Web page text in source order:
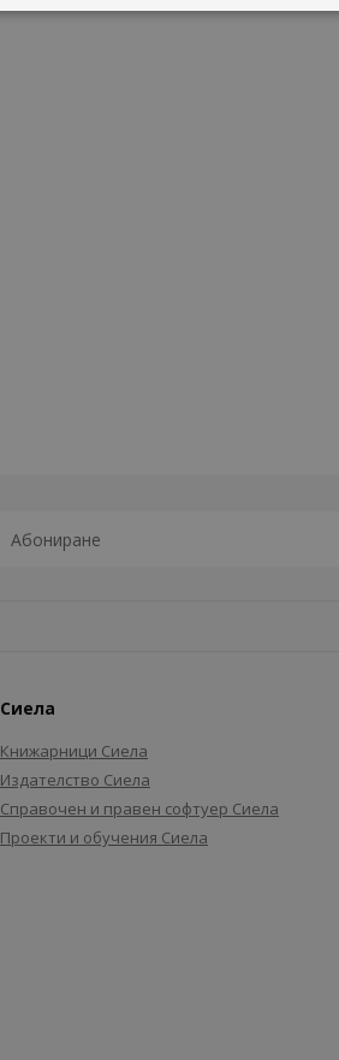
Сиела
Книжарници Сиела
Издателство Сиела
Справочен и правен софтуер Сиела
Проекти и обучения Сиела